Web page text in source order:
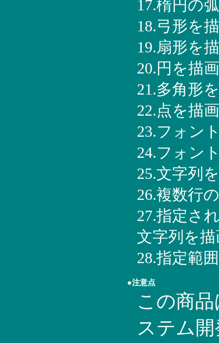
17.楕円の
18.弓形を
19.扇形を
20.円を描
21.多角形
22.点を描
23.フォン
24.フォン
25.文字列
26.複数行
27.指定さ
文字列を
28.指定範
●注意点
この商品
ステム